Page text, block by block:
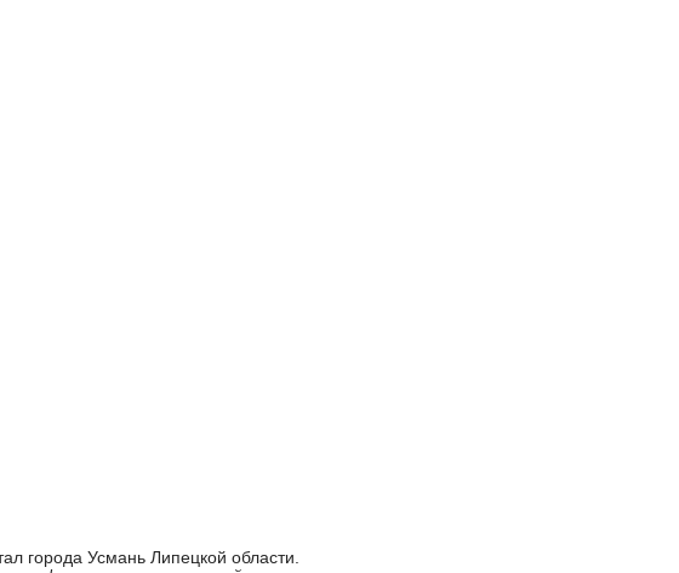
города Усмань Липецкой области.